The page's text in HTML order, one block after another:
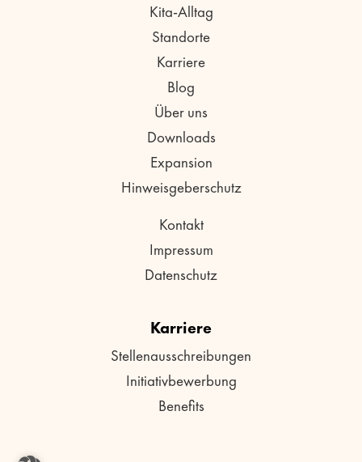
Kita-Alltag
Standorte
Karriere
Blog
Über uns
Downloads
Expansion
Hinweisgeberschutz
Kontakt
Impressum
Datenschutz
Karriere
Stellenausschreibungen
Initiativbewerbung
Benefits